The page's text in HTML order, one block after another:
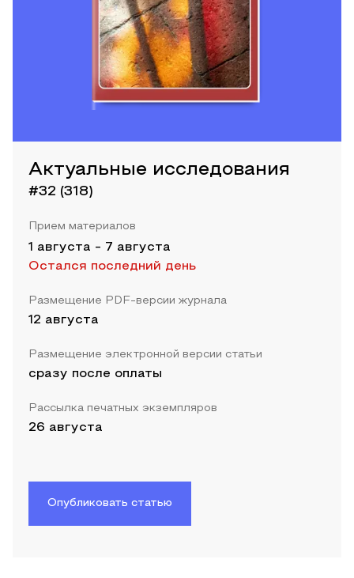
Актуальные исследования
#32 (318)
Прием материалов
1 августа - 7 августа
Остался последний день
Размещение PDF-версии журнала
12 августа
Размещение электронной версии статьи
сразу после оплаты
Рассылка печатных экземпляров
26 августа
Опубликовать статью